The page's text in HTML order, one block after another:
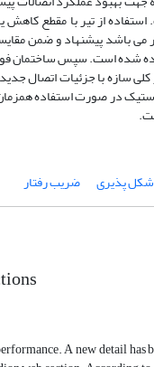
از تیر با مقطع کاهش
باشد پیشنهاد و ضمن
شده است. سپس ساختمان
کلی سازه با جزئیات
چرخش پلاستیک در صورت
شکل پذیری ضریب رفتار
A new detail has